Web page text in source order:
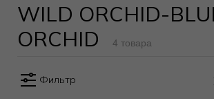
WILD ORCHID-
ORCHID
4 товара
Фильтр